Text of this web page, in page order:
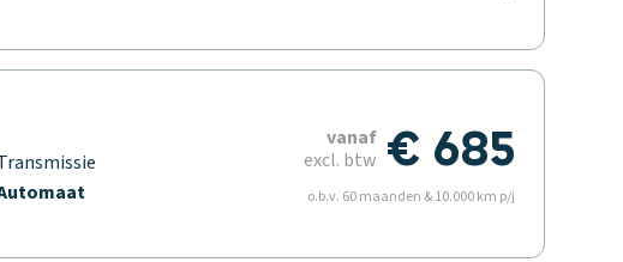
€ 685
vanaf
excl. btw
o.b.v. 60 maanden & 10.000 km p/j